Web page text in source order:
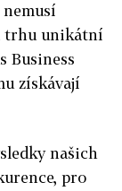
trhu unikátní
Business
získávají
našich
pro